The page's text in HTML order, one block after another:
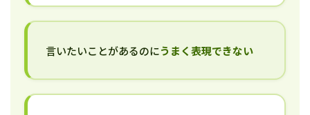
言いたいことがあるのにうまく表現できない